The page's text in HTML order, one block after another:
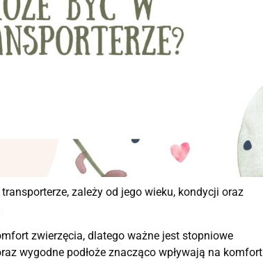
zależy od jego wieku, kondycji oraz
zwierzęcia, dlatego ważne jest stopniowe
wygodne podłoże znacząco wpływają na komfort